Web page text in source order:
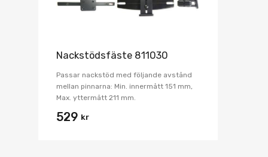
Nackstödsfäste 811030
Passar nackstöd med följande avstånd
mellan pinnarna: Min. innermått 151 mm,
Max. yttermått 211 mm.
529 kr